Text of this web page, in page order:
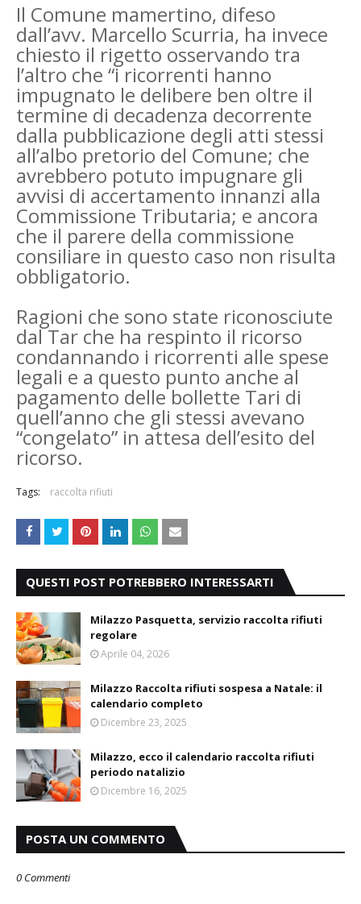
Il Comune mamertino, difeso
dall’avv. Marcello Scurria, ha invece
chiesto il rigetto osservando tra
l’altro che “i ricorrenti hanno
impugnato le delibere ben oltre il
termine di decadenza decorrente
dalla pubblicazione degli atti stessi
all’albo pretorio del Comune; che
avrebbero potuto impugnare gli
avvisi di accertamento innanzi alla
Commissione Tributaria; e ancora
che il parere della commissione
consiliare in questo caso non risulta
obbligatorio.
Ragioni che sono state riconosciute
dal Tar che ha respinto il ricorso
condannando i ricorrenti alle spese
legali e a questo punto anche al
pagamento delle bollette Tari di
quell’anno che gli stessi avevano
“congelato” in attesa dell’esito del
ricorso.
Tags: raccolta rifiuti
QUESTI POST POTREBBERO INTERESSARTI
Milazzo Pasquetta, servizio raccolta rifiuti
regolare
Aprile 04, 2026
Milazzo Raccolta rifiuti sospesa a Natale: il
calendario completo
Dicembre 23, 2025
Milazzo, ecco il calendario raccolta rifiuti
periodo natalizio
Dicembre 16, 2025
POSTA UN COMMENTO
0 Commenti